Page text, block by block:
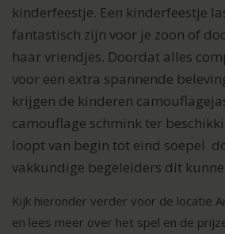
kinderfeestje. Een kinderfeestje
fantastisch zijn voor je zoon of
haar vriendjes. Doordat alles c
voor een extra spannende
krijgen de kinderen
camouflage schmink ter
loopt van begin tot eind soepel
vakkundige begeleiders dit
Kijk hieronder verder voor de locatie
en lees meer over het spel en de